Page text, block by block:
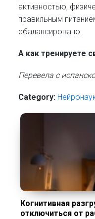
активностью,
правильным
сбалансировано.
А как тренируете
Перевела с
Category:
Когнитивная
отключиться от